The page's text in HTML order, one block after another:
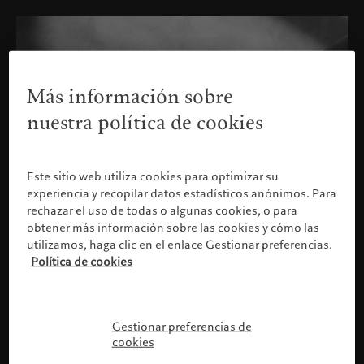
Más información sobre
nuestra política de cookies
Este sitio web utiliza cookies para optimizar su
experiencia y recopilar datos estadísticos anónimos. Para
rechazar el uso de todas o algunas cookies, o para
obtener más información sobre las cookies y cómo las
utilizamos, haga clic en el enlace Gestionar preferencias.
Política de cookies
Gestionar preferencias de
cookies